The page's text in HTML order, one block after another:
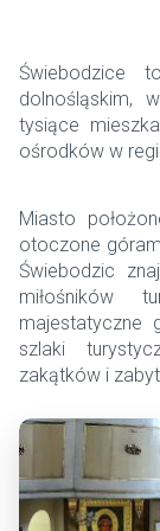
Świebodzice
dolnośląskim,
tysiące
ośrodków w
Miasto
otoczone
Świebodzic
miłośników
majestatyczne
szlaki
zakątków i